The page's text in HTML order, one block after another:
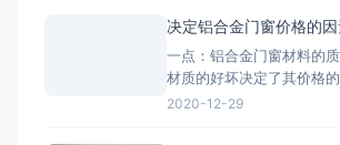
路”战略，让断桥铝门窗行
的平台，而“一带一路”战
国家，占全球
决定铝合金门窗价格的
一点：铝合金门窗材料的
材质的好坏决定了其价格
两种铝，一种是纯铝，用这
2020-12-29